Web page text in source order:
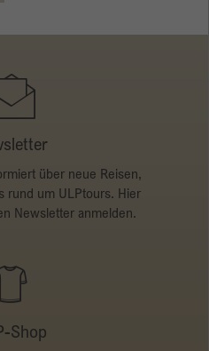
über neue Reisen,
rund um ULPtours. Hier
Newsletter anmelden.
Shop
Cookie wird verwendet, um
darüber zu speichern, wie
Website nutzen, und hilft bei der
der Anzahl der Besucher, der
sie gekommen sind, und der